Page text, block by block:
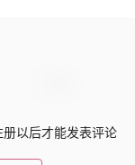
以后才能发表评论